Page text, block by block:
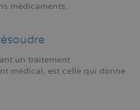
médicaments.
un traitement
médical, est celle qui donne